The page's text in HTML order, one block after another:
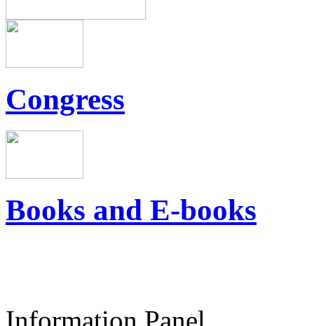
Congress
Books and E-books